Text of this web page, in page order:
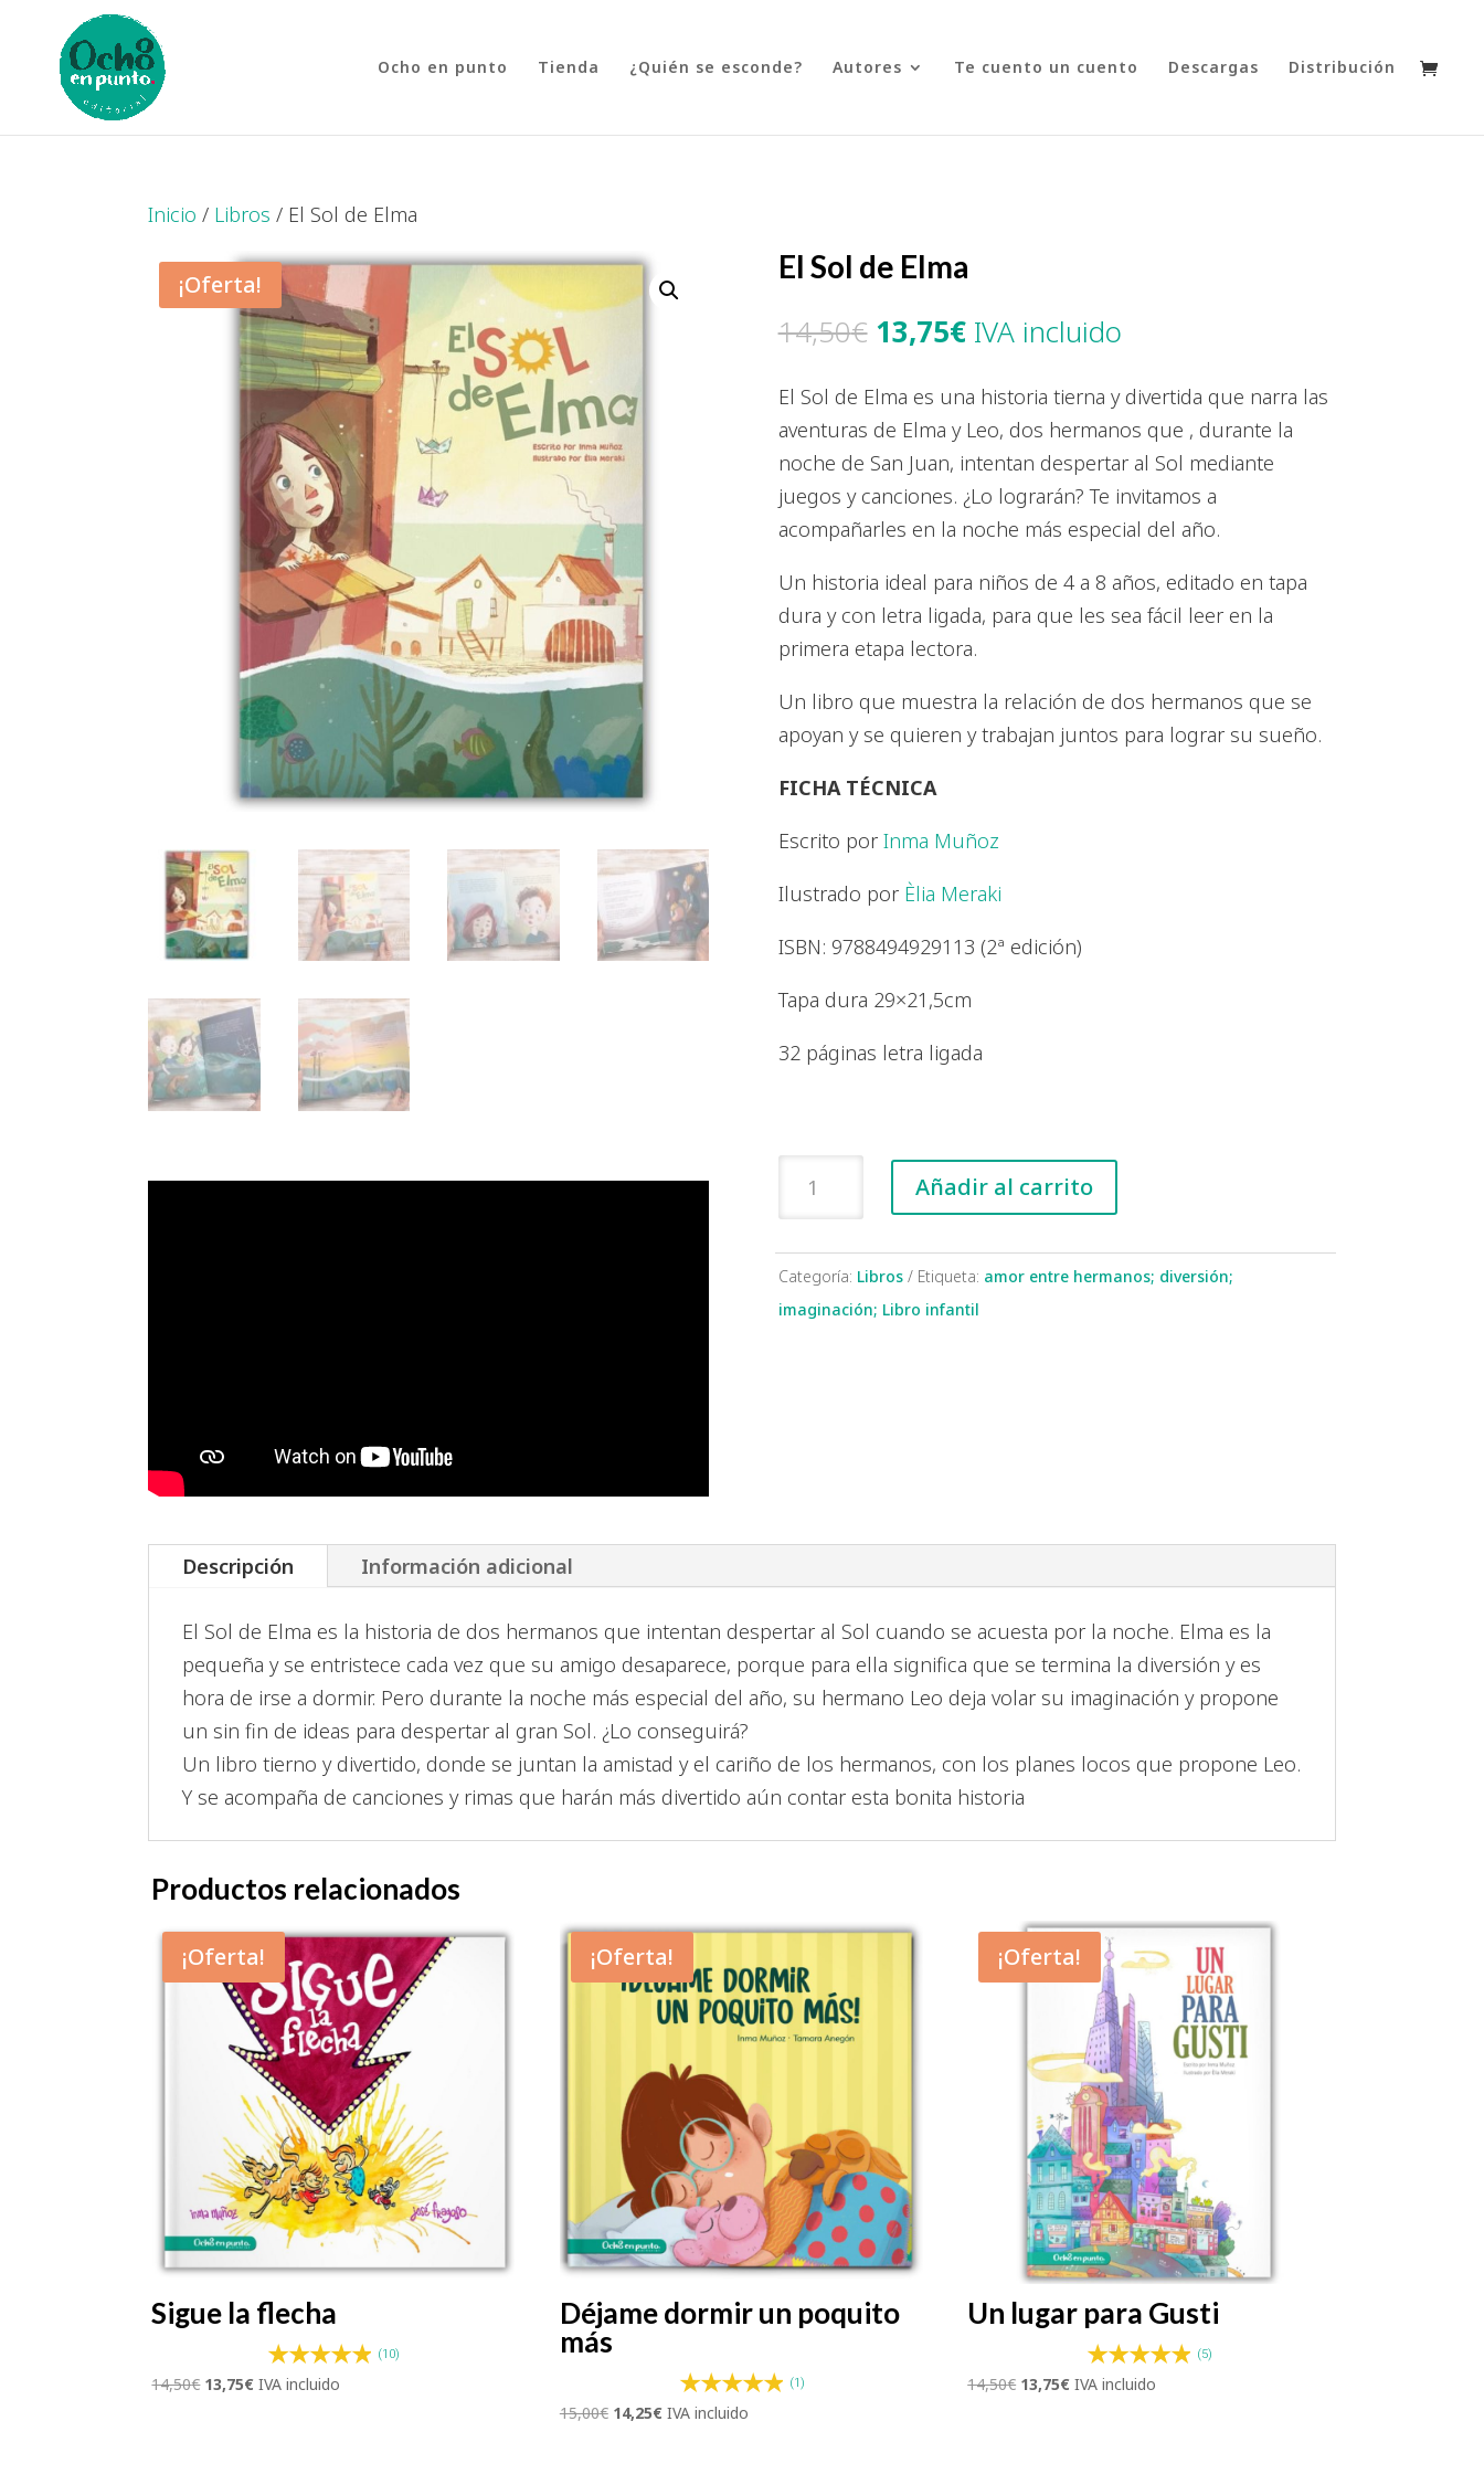
Ocho en punto Tienda ¿Quién se esconde? Autores Te cuento un cuento Descargas Distribución
Inicio / Libros / El Sol de Elma
¡Oferta! El Sol de Elma
14,50€ El
original
era:
14,50€.
13,75€El
actual
es:
13,75€.
IVA incluido
El Sol de Elma es una historia tierna y divertida que narra las
aventuras de Elma y Leo, dos hermanos que , durante la
noche de San Juan, intentan despertar al Sol mediante
juegos y canciones. ¿Lo lograrán? Te invitamos a
acompañarles en la noche más especial del año.
Un historia ideal para niños de 4 a 8 años, editado en tapa
dura y con letra ligada, para que les sea fácil leer en la
primera etapa lectora.
Un libro que muestra la relación de dos hermanos que se
apoyan y se quieren y trabajan juntos para lograr su sueño.
FICHA TÉCNICA
Escrito por Inma Muñoz
Ilustrado por Èlia Meraki
ISBN: 9788494929113 (2ª edición)
Tapa dura 29×21,5cm
32 páginas letra ligada
Elma
cantidad
Añadir al carrito
Categoría: Libros Etiqueta: amor entre hermanos; diversión;
imaginación; Libro infantil
Descripción Información adicional
El Sol de Elma es la historia de dos hermanos que intentan despertar al Sol cuando se acuesta por la noche. Elma es la
pequeña y se entristece cada vez que su amigo desaparece, porque para ella significa que se termina la diversión y es
hora de irse a dormir. Pero durante la noche más especial del año, su hermano Leo deja volar su imaginación y propone
un sin fin de ideas para despertar al gran Sol. ¿Lo conseguirá?
Un libro tierno y divertido, donde se juntan la amistad y el cariño de los hermanos, con los planes locos que propone Leo.
Y se acompaña de canciones y rimas que harán más divertido aún contar esta bonita historia
Productos relacionados
¡Oferta!
Sigue la flecha
(10)
14,50€ El
13,75€ElIVA incluido
¡Oferta!
Déjame dormir un poquito
más
(1)
15,00€ El
14,25€ElIVA incluido
¡Oferta!
Un lugar para Gusti
(5)
14,50€ El
13,75€ElIVA incluido